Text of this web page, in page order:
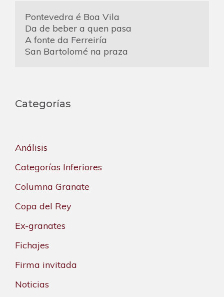
Pontevedra é Boa Vila
Da de beber a quen pasa
A fonte da Ferreiría
San Bartolomé na praza
Categorías
Análisis
Categorías Inferiores
Columna Granate
Copa del Rey
Ex-granates
Fichajes
Firma invitada
Noticias